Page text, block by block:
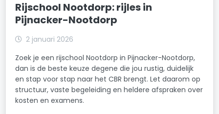
Rijschool Nootdorp: rijles in
Pijnacker-Nootdorp
2 januari 2026
Zoek je een rijschool Nootdorp in Pijnacker-Nootdorp,
dan is de beste keuze degene die jou rustig, duidelijk
en stap voor stap naar het CBR brengt. Let daarom op
structuur, vaste begeleiding en heldere afspraken over
kosten en examens.